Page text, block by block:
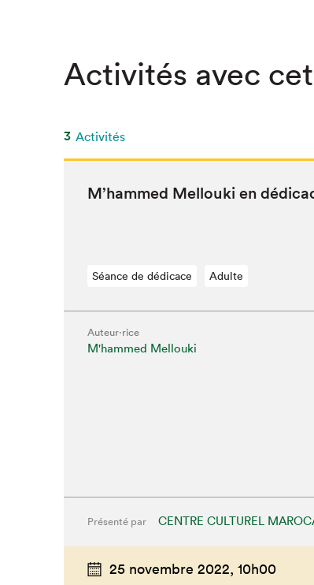
SLM 2020
SLM 2019
Activités avec
3 Activités
M’hammed Mel­lou­ki en
Séance de dédicace Adulte
Auteur·rice
M'hammed Mellouki
Présenté par CENTRE CULTUREL
25 novembre 2022, 10h00